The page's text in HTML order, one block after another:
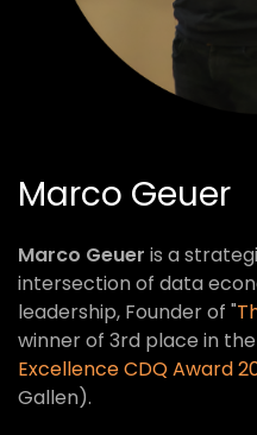
Marco Geuer
Marco Geuer is a
intersection of data
leadership, Founder of "
winner of 3rd place in the
Excellence CDQ Award
Gallen).